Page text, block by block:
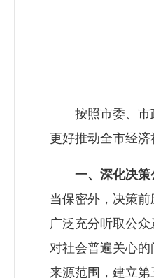
按照市委、市政
更好推动全市经
一、深化决策
当保密外，决策
广泛充分听取公
对社会普遍关心
来源范围，建立